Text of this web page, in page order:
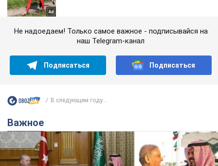
Не надоедаем! Только самое важное - подписывайся на
наш Telegram-канал
Подписаться Подписаться
В следующем году...
Важное